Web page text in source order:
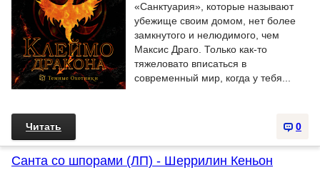
«Санктуария», которые называют
убежище своим домом, нет более
замкнутого и нелюдимого, чем
Максис Драго. Только как-то
тяжеловато вписаться в
современный мир, когда у тебя...
0
Читать
Санта со шпорами (ЛП) - Шеррилин Кеньон